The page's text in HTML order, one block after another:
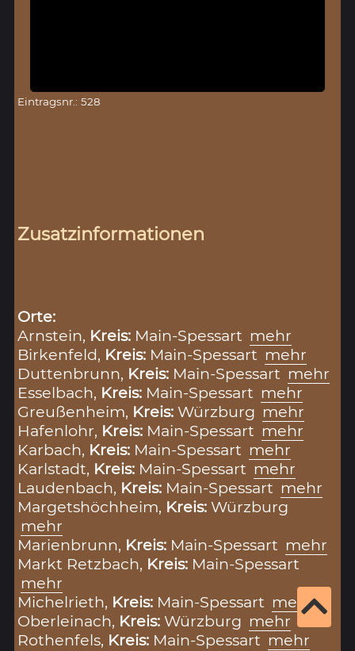
Eintragsnr.: 528
Zusatzinformationen
Orte:
Arnstein, Kreis: Main-Spessart mehr
Birkenfeld, Kreis: Main-Spessart mehr
Duttenbrunn, Kreis: Main-Spessart mehr
Esselbach, Kreis: Main-Spessart mehr
Greußenheim, Kreis:Würzburg mehr
Hafenlohr, Kreis: Main-Spessart mehr
Karbach, Kreis: Main-Spessart mehr
Karlstadt, Kreis: Main-Spessart mehr
Laudenbach, Kreis: Main-Spessart mehr
Margetshöchheim, Kreis:Würzburg
mehr
Marienbrunn, Kreis: Main-Spessart mehr
Markt Retzbach, Kreis: Main-Spessart
mehr
Michelrieth, Kreis: Main-Spessart mehr
Oberleinach, Kreis:Würzburg mehr
Rothenfels, Kreis: Main-Spessart mehr